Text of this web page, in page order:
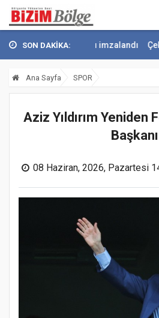
SON DAKİKA:
Anlaşması imzalandı Çekmeköy’de
Ana Sayfa SPOR
Aziz Yıldırım Yeniden
Başkanı
08 Haziran, 2026, Pazartesi